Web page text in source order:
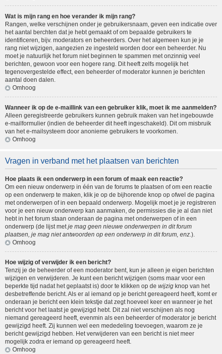
Wat is mijn rang en hoe verander ik mijn rang?
Rangen, welke verschijnen onder je gebruikersnaam, geven een indicatie over
het aantal berchten dat je hebt gemaakt of om bepaalde gebruikers te
identificeren, bijv. moderators en beheerders. Over het algemeen kun je je
rang niet wijzigen, aangezien ze ingesteld worden door een beheerder. Nu
moet je natuurlijk het forum niet beginnen te spammen met onzinnig veel
berichten, gewoon voor een hogere rang. Dit heeft zelfs mogelijk het
tegenovergestelde effect, een beheerder of moderator kunnen je berichten
aantal doen dalen.
Omhoog
Wanneer ik op de e-maillink van een gebruiker klik, moet ik me aanmelden?
Alleen geregistreerde gebruikers kunnen gebruik maken van het ingebouwde
e-mailformulier (indien de beheerder dit heeft ingeschakeld). Dit om misbruik
van het e-mailsysteem door anonieme gebruikers te voorkomen.
Omhoog
Vragen in verband met het plaatsen van berichten
Hoe plaats ik een onderwerp in een forum of maak een reactie?
Om een nieuw onderwerp in één van de forums te plaatsen of om een reactie
op een onderwerp te maken, klik je op de bijhorende knop op ofwel de pagina
met onderwerpen of in een bepaald onderwerp. Mogelijk moet je je registreren
voor je een nieuw onderwerp kan aanmaken, de permissies die je al dan niet
hebt in het forum staan onderaan de pagina met onderwerpen of in een
onderwerp (de lijst metje mag geen nieuwe onderwerpen in dit forum
plaatsen, je mag niet antwoorden op een onderwerp in dit forum, enz.).
Omhoog
Hoe wijzig of verwijder ik een bericht?
Tenzij je de beheerder of een moderator bent, kun je alleen je eigen berichten
wijzigen en verwijderen. Je kunt een bericht wijzigen (soms maar voor een
beperkte tijd nadat het geplaatst is) door te klikken op de wijzig knop van het
desbetreffende bericht. Als er al iemand op je bericht gereageerd heeft, komt er
onderaan je bericht een klein tekstje dat zegt hoeveel keer en wanneer je het
bericht voor het laatst je gewijzigd hebt. Dit zal niet verschijnen als nog
niemand gereageerd heeft, evenmin als een beheerder of moderator je bericht
gewijzigd heeft. Zij kunnen wel een mededeling toevoegen, waarom ze je
bericht gewijzigd hebben. Het verwijderen van een bericht is niet meer
mogelijk zodra er iemand op gereageerd heeft.
Omhoog